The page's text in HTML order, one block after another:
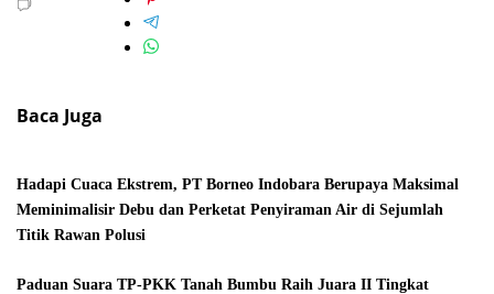
Baca Juga
Hadapi Cuaca Ekstrem, PT Borneo Indobara Berupaya Maksimal
Meminimalisir Debu dan Perketat Penyiraman Air di Sejumlah
Titik Rawan Polusi
Paduan Suara TP-PKK Tanah Bumbu Raih Juara II Tingkat